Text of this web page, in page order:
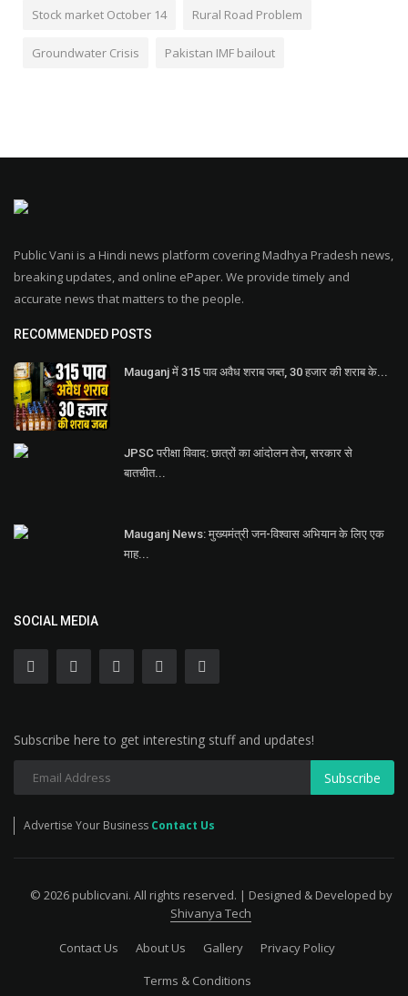
Stock market October 14 Rural Road Problem
Groundwater Crisis Pakistan IMF bailout
Public Vani is a Hindi news platform covering Madhya Pradesh news,
breaking updates, and online ePaper. We provide timely and
accurate news that matters to the people.
RECOMMENDED POSTS
Mauganj में 315 पाव अवैध शराब जब्त, 30 हजार की शराब के...
JPSC परीक्षा विवाद: छात्रों का आंदोलन तेज, सरकार से
बातचीत...
Mauganj News: मुख्यमंत्री जन-विश्वास अभियान के लिए एक
माह...
SOCIAL MEDIA
Subscribe here to get interesting stuff and updates!
Subscribe
Advertise Your Business Contact Us
© 2026 publicvani. All rights reserved. | Designed & Developed by
Shivanya Tech
Contact Us About Us Gallery
Privacy Policy
Terms & Conditions